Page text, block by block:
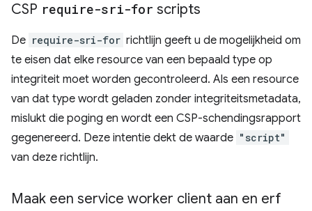
CSP require-sri-for scripts
De require-sri-for richtlijn geeft u de mogelijkheid om
te eisen dat elke resource van een bepaald type op
integriteit moet worden gecontroleerd. Als een resource
van dat type wordt geladen zonder integriteitsmetadata,
mislukt die poging en wordt een CSP-schendingsrapport
gegenereerd. Deze intentie dekt de waarde "script"
van deze richtlijn.
Maak een service worker client aan en erf